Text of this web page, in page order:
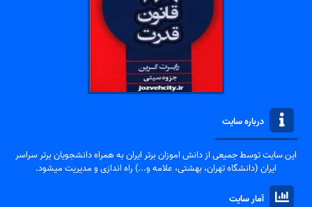
درباره سایت
این سایت توسط جمیعی از دانش اموزان برتر ایران به همراه دانشجویان برتر سراسر
ایران (دانشگاه تهران، بهشتی، علامه و...) راه اندازی و مدیریت میشود.
آمار سایت